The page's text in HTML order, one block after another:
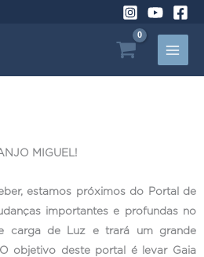
MIGUEL!
estamos próximos do Portal de
importantes e profundas no
carga de Luz e trará um grande
objetivo deste portal é levar Gaia